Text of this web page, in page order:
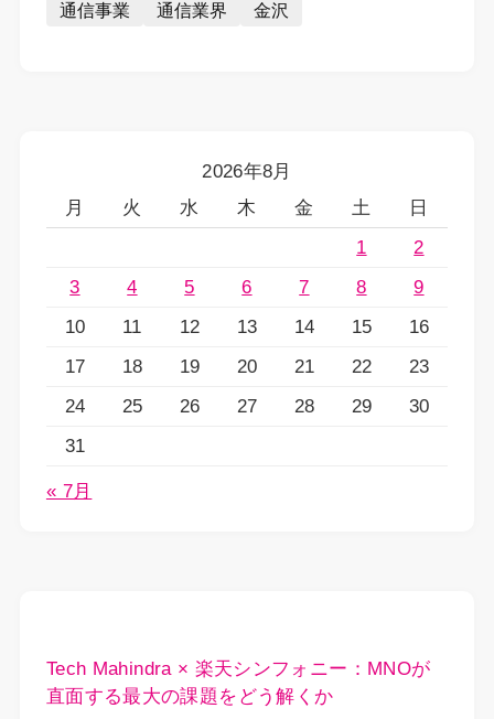
通信事業
通信業界 金沢
2026年8月
月
火 水 木 金 土
日
1
2
3
4 5 6 7 8
9
10
11 12 13 14 15
16
17
18 19 20 21 22
23
24
25 26 27 28 29
30
31
« 7月
Tech Mahindra × 楽天シンフォニー：MNOが
直面する最大の課題をどう解くか